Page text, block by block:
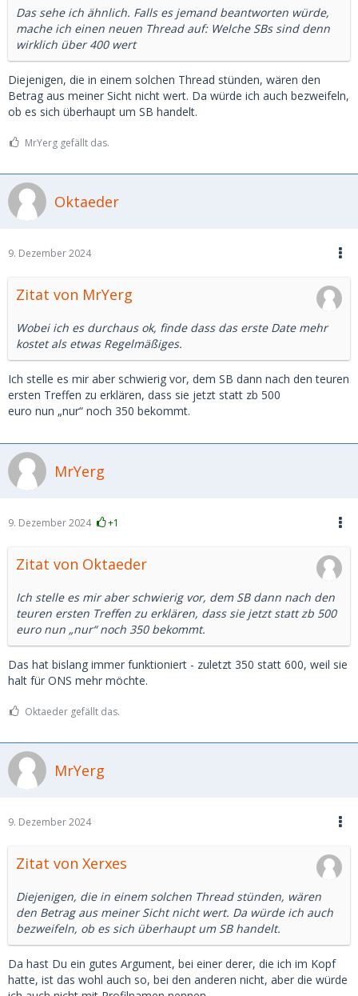
Das sehe ich ähnlich. Falls es jemand beantworten würde,
mache ich einen neuen Thread auf: Welche SBs sind denn
wirklich über 400 wert
Diejenigen, die in einem solchen Thread stünden, wären den
Betrag aus meiner Sicht nicht wert. Da würde ich auch bezweifeln,
ob es sich überhaupt um SB handelt.
MrYerg gefällt das.
Oktaeder
9. Dezember 2024
Zitat von MrYerg
Wobei ich es durchaus ok, finde dass das erste Date mehr
kostet als etwas Regelmäßiges.
Ich stelle es mir aber schwierig vor, dem SB dann nach den teuren
ersten Treffen zu erklären, dass sie jetzt statt zb 500
euro nun „nur“ noch 350 bekommt.
MrYerg
9. Dezember 2024 +1
Zitat von Oktaeder
Ich stelle es mir aber schwierig vor, dem SB dann nach den
teuren ersten Treffen zu erklären, dass sie jetzt statt zb 500
euro nun „nur“ noch 350 bekommt.
Das hat bislang immer funktioniert - zuletzt 350 statt 600, weil sie
halt für ONS mehr möchte.
Oktaeder gefällt das.
MrYerg
9. Dezember 2024
Zitat von Xerxes
Diejenigen, die in einem solchen Thread stünden, wären
den Betrag aus meiner Sicht nicht wert. Da würde ich auch
bezweifeln, ob es sich überhaupt um SB handelt.
Da hast Du ein gutes Argument, bei einer derer, die ich im Kopf
hatte, ist das wohl auch so, bei den anderen nicht, aber die würde